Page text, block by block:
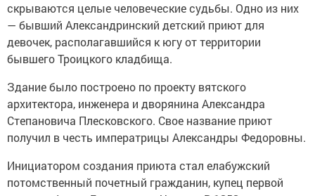
скрываются целые человеческие судьбы. Одно из них
— бывший Александринский детский приют для
девочек, располагавшийся к югу от территории
бывшего Троицкого кладбища.
Здание было построено по проекту вятского
архитектора, инженера и дворянина Александра
Степановича Плесковского. Свое название приют
получил в честь императрицы Александры Федоровны.
Инициатором создания приюта стал елабужский
потомственный почетный гражданин, купец первой